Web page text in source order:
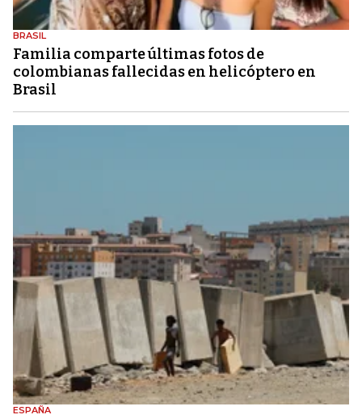
BRASIL
Familia comparte últimas fotos de
colombianas fallecidas en helicóptero en
Brasil
ESPAÑA